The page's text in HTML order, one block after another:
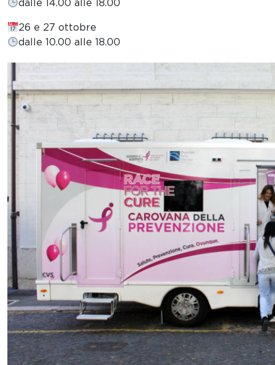
dalle 14.00 alle 18.00
26 e 27 ottobre
dalle 10.00 alle 18.00